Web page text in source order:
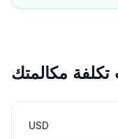
مكالمتك
USD